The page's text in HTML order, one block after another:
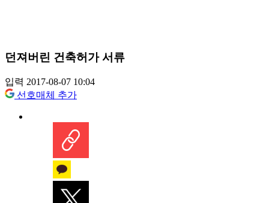
던져버린 건축허가 서류
입력 2017-08-07 10:04
선호매체 추가